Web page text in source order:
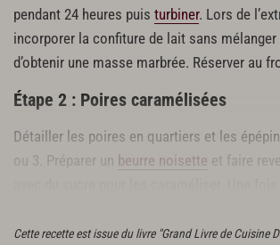
pendant 24 heures puis turbiner. Lors de
incorporer la confiture de lait sans
d’obtenir une masse marbrée. Réserver au
Étape 2 : Poires caramélisées
Détailler les poires en quartiers et les
ou 3. Préparer un beurre noisette et faire
Cette recette est issue du livre "Grand Livre de Cuisine